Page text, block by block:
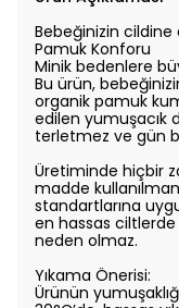
Bebeğinizin cildine
Pamuk Konforu
Minik bedenlere
Bu ürün,
organik pamuk
edilen yumuşacık
terletmez ve gün
Üretiminde hiçbir
madde
standartlarına
en hassas ciltlerde
neden olmaz.
Yıkama Önerisi:
Ürünün